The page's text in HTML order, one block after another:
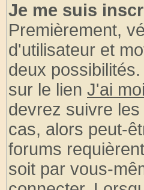
Je me suis
Premièrement,
d'utilisateur et
deux
sur le lien J'ai
devrez suivre
cas, alors peut-
forums
soit par vous-